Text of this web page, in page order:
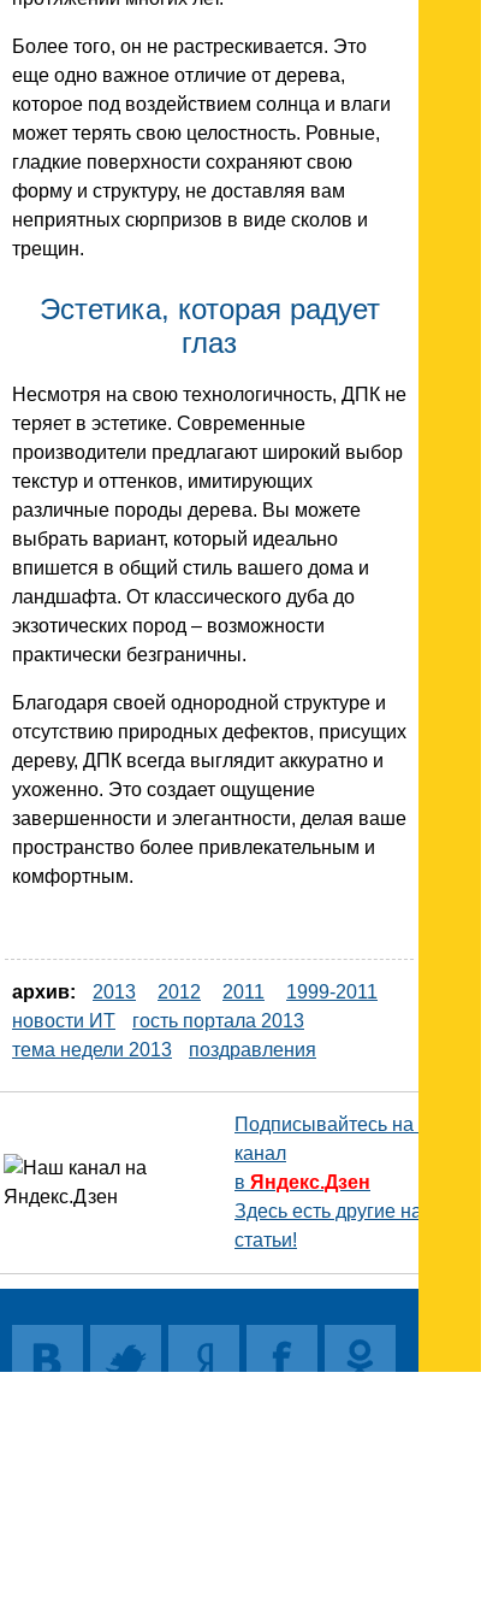
Более того, он не растрескивается. Это
еще одно важное отличие от дерева,
которое под воздействием солнца и влаги
может терять свою целостность. Ровные,
гладкие поверхности сохраняют свою
форму и структуру, не доставляя вам
неприятных сюрпризов в виде сколов и
трещин.
Эстетика, которая радует
глаз
Несмотря на свою технологичность, ДПК не
теряет в эстетике. Современные
производители предлагают широкий выбор
текстур и оттенков, имитирующих
различные породы дерева. Вы можете
выбрать вариант, который идеально
впишется в общий стиль вашего дома и
ландшафта. От классического дуба до
экзотических пород – возможности
практически безграничны.
Благодаря своей однородной структуре и
отсутствию природных дефектов, присущих
дереву, ДПК всегда выглядит аккуратно и
ухоженно. Это создает ощущение
завершенности и элегантности, делая ваше
пространство более привлекательным и
комфортным.
архив: 2013 2012 2011
1999-2011
новости ИТ
гость портала 2013
тема недели 2013
поздравления
Подписывайтесь на наш
канал
в Яндекс.Дзен
Здесь есть другие наши
статьи!